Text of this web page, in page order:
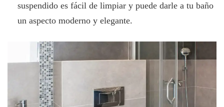
suspendido es fácil de limpiar y puede darle a tu baño
un aspecto moderno y elegante.